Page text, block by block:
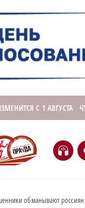
С 1 АВГУСТА
H
обманывают